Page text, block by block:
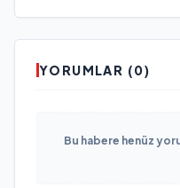
YORUMLAR (0)
Bu habere henüz